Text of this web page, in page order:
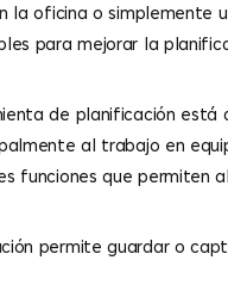
la oficina o simplemente
para mejorar la
de planificación está
al trabajo en
funciones que permiten
permite guardar o